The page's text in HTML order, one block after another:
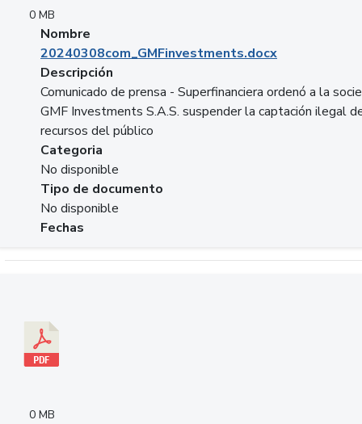
0 MB
Nombre
20240308com_GMFinvestments.docx
Descripción
Comunicado de prensa - Superfinanciera ordenó a la
GMF Investments S.A.S. suspender la captación ilegal
recursos del público
Categoria
No disponible
Tipo de documento
No disponible
Fechas
0 MB